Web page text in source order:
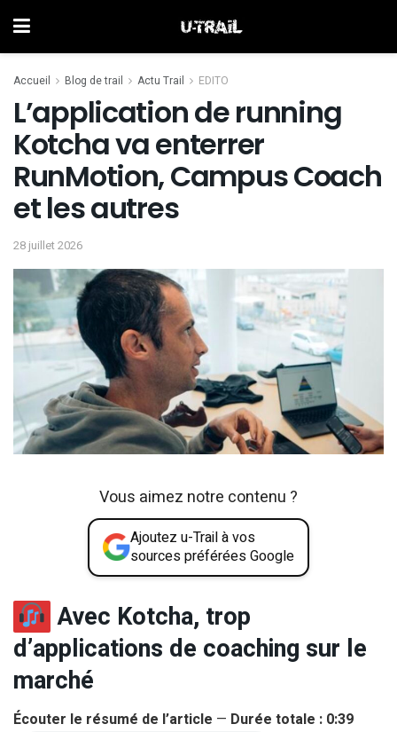
Accueil Blog de trail Actu Trail EDITO
L’application de running
Kotcha va enterrer
RunMotion, Campus Coach
et les autres
28 juillet 2026
Vous aimez notre contenu ?
Ajoutez u-Trail à vos
sources préférées Google
Avec Kotcha, trop
d’applications de coaching sur le
marché
Écouter le résumé de l’article — Durée totale : 0:39